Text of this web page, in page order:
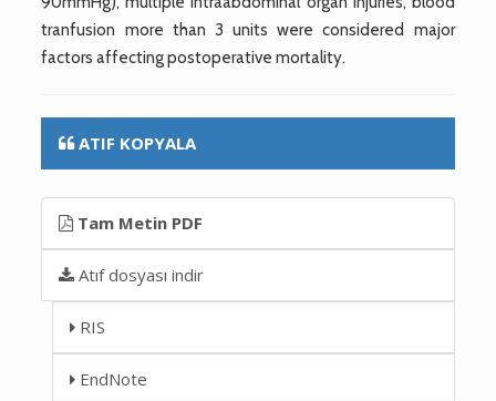
tranfusion more than 3 units were considered major
factors affecting postoperative mortality.
ATIF KOPYALA
Tam Metin PDF
Atıf dosyası indir
RIS
EndNote